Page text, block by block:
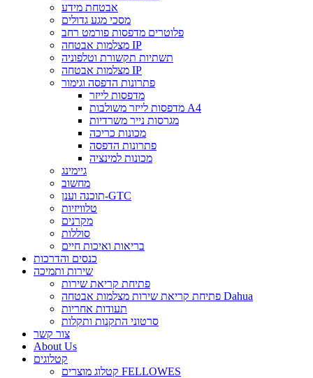
אבטחת מידע
מסכי מגע גדולים
פלוטרים מדפסות פורמט רחב
מצלמות אבטחה IP
תשתיות תקשורת וטלפוניה
מצלמות אבטחה IP
פתרונות הדפסה וגימור
מדפסות לייזר
מדפסות לייזר משולבות A4
מגרסות נייר משרדיות
מכונות כריכה
פתרונות הדפסה
מכונות למינציה
גיימינג
מחשוב
תוכנה וענן-GTC
טלוויזיות
מקרנים
סוללות
בריאות ואיכות חיים
כנסים והדרכות
שירות ותמיכה
פתיחת קריאת שירות
פתיחת קריאת שירות מצלמות אבטחה Dahua
תעודות אחריות
סרטוני התקנות ותקלות
צור קשר
About Us
קטלוגים
קטלוג מוצרים FELLOWES